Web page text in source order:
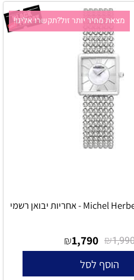
מצאת מחיר יותר זול?תקשרו אלינו!
₪1,990
1,790